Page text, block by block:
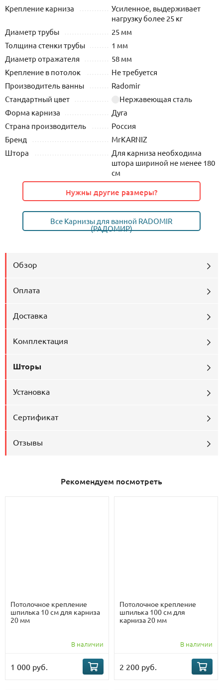
Крепление карниза
Усиленное, выдерживает
нагрузку более 25 кг
Диаметр трубы
25 мм
Толщина стенки трубы
1 мм
Диаметр отражателя
58 мм
Крепление в потолок
Не требуется
Производитель ванны
Radomir
Стандартный цвет
Нержавеющая сталь
Форма карниза
Дуга
Страна производитель
Россия
Бренд
MrKARNIZ
Штора
Для карниза необходима
штора шириной не менее 180
см
Нужны другие размеры?
Все Карнизы для ванной RADOMIR
(РАДОМИР)
Обзор
Оплата
Доставка
Комплектация
Шторы
Установка
Сертификат
Отзывы
Рекомендуем посмотреть
Потолочное крепление
шпилька 10 см для карниза
20 мм
В наличии
1 000 руб.
Потолочное крепление
шпилька 100 см для
карниза 20 мм
В наличии
2 200 руб.